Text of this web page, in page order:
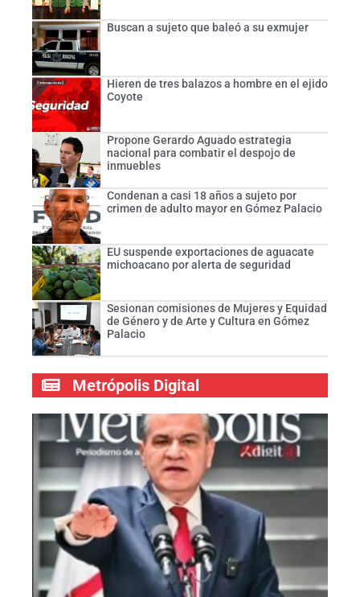
Buscan a sujeto que baleó a su exmujer
Hieren de tres balazos a hombre en el ejido
Coyote
Propone Gerardo Aguado estrategia
nacional para combatir el despojo de
inmuebles
Condenan a casi 18 años a sujeto por
crimen de adulto mayor en Gómez Palacio
EU suspende exportaciones de aguacate
michoacano por alerta de seguridad
Sesionan comisiones de Mujeres y Equidad
de Género y de Arte y Cultura en Gómez
Palacio
Metrópolis Digital